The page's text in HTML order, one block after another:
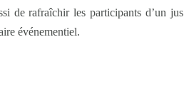
de rafraîchir les participants d’un jus
événementiel.